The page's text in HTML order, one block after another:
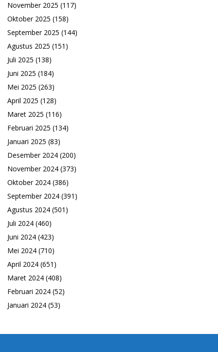
November 2025 (117)
Oktober 2025 (158)
September 2025 (144)
Agustus 2025 (151)
Juli 2025 (138)
Juni 2025 (184)
Mei 2025 (263)
April 2025 (128)
Maret 2025 (116)
Februari 2025 (134)
Januari 2025 (83)
Desember 2024 (200)
November 2024 (373)
Oktober 2024 (386)
September 2024 (391)
Agustus 2024 (501)
Juli 2024 (460)
Juni 2024 (423)
Mei 2024 (710)
April 2024 (651)
Maret 2024 (408)
Februari 2024 (52)
Januari 2024 (53)